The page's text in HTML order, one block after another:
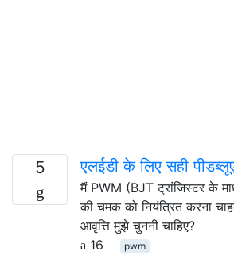
5 एलईडी के लिए सही
मैं PWM (BJT ट्रांजिस्टर के
की चमक को नियंत्रित करना
आवृत्ति मुझे चुननी चाहिए?
16
pwm